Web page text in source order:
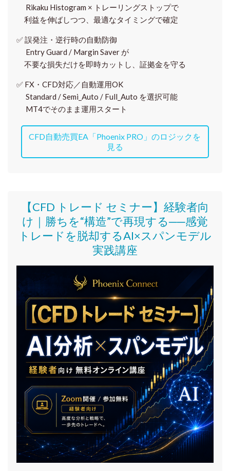
Rikaku Histogram × トレーリングストップで
利益を伸ばしつつ、最適なタイミングで確定
✅誤発注・逆行時の自動防御
Entry Guard / Margin Saver が
不要な損失だけを即時カットし、証拠金を守る
✅ FX・CFD対応／自動運用OK
Standard / Semi_Auto / Full_Auto を選択可能
MT4でそのまま運用スタート
CFD自動売買EA「Phoenix PRO」のロジックを
見る
【CFD トレード セミナー】 経験者向
け｜ 勝ちを“構造”で再現する──感覚
トレードを脱却するAI×スパンモデル
実践講座